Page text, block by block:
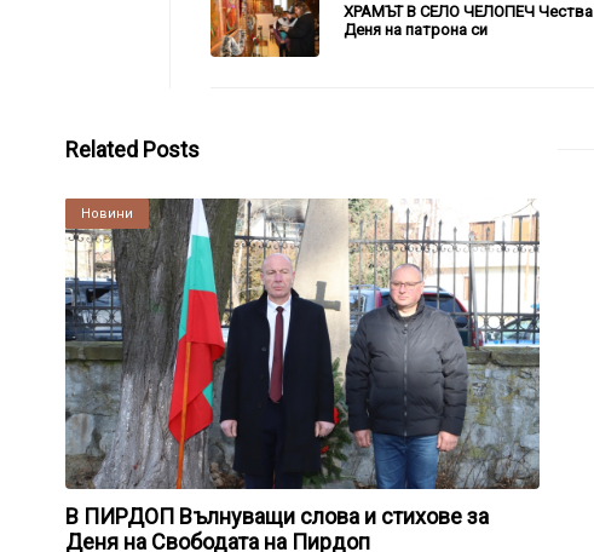
ХРАМЪТ В СЕЛО ЧЕЛОПЕЧ Чества
Деня на патрона си
Related Posts
Култура
Новини
В ПИРДОП Вълнуващи слова и стихове за
Деня на Свободата на Пирдоп